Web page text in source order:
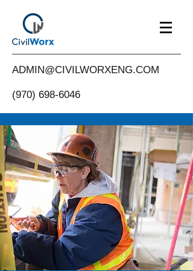
ADMIN@CIVILWORXENG.COM
(970) 698-6046